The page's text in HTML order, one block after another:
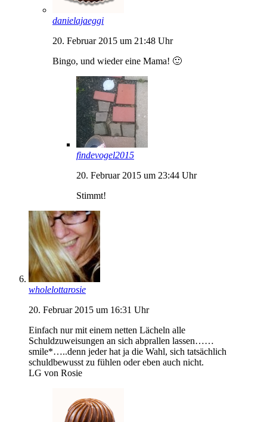
danielajaeggi
20. Februar 2015 um 21:48 Uhr
Bingo, und wieder eine Mama! 🙂
findevogel2015
20. Februar 2015 um 23:44 Uhr
Stimmt!
wholelottarosie
20. Februar 2015 um 16:31 Uhr
Einfach nur mit einem netten Lächeln alle
Schuldzuweisungen an sich abprallen lassen……
smile*…..denn jeder hat ja die Wahl, sich tatsächlich
schuldbewusst zu fühlen oder eben auch nicht.
LG von Rosie